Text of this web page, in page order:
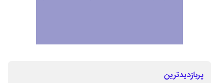
پربازدیدترین